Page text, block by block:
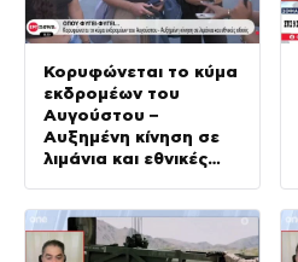
Κορυφώνεται το κύμα
εκδρομέων του
Αυγούστου –
Αυξημένη κίνηση σε
λιμάνια και εθνικές